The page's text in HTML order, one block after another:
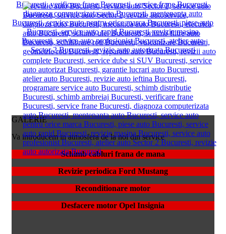
GALERIE
Va introducem in atmosfera de la noi din service
Schimb cabluri frana de mana
Revizie periodica Ford Mustang
Reconditionare motor
Desfacere motor Opel Insignia